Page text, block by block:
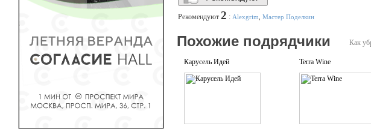
Рекомендуют 2 : Alexgrim Мастер Поделкин
Как
Похожие подрядчики
Карусель Идей Terra Wine